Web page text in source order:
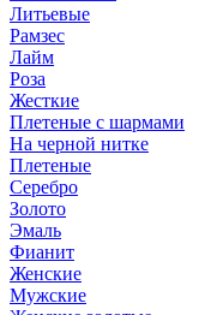
Литьевые
Рамзес
Лайм
Роза
Жесткие
Плетеные с шармами
На черной нитке
Плетеные
Серебро
Золото
Эмаль
Фианит
Женские
Мужские